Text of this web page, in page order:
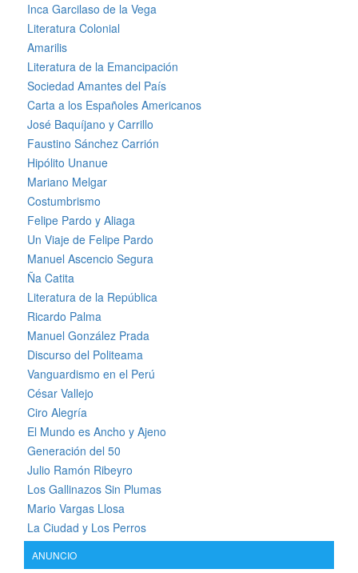
Inca Garcilaso de la Vega
Literatura Colonial
Amarilis
Literatura de la Emancipación
Sociedad Amantes del País
Carta a los Españoles Americanos
José Baquíjano y Carrillo
Faustino Sánchez Carrión
Hipólito Unanue
Mariano Melgar
Costumbrismo
Felipe Pardo y Aliaga
Un Viaje de Felipe Pardo
Manuel Ascencio Segura
Ña Catita
Literatura de la República
Ricardo Palma
Manuel González Prada
Discurso del Politeama
Vanguardismo en el Perú
César Vallejo
Ciro Alegría
El Mundo es Ancho y Ajeno
Generación del 50
Julio Ramón Ribeyro
Los Gallinazos Sin Plumas
Mario Vargas Llosa
La Ciudad y Los Perros
ANUNCIO